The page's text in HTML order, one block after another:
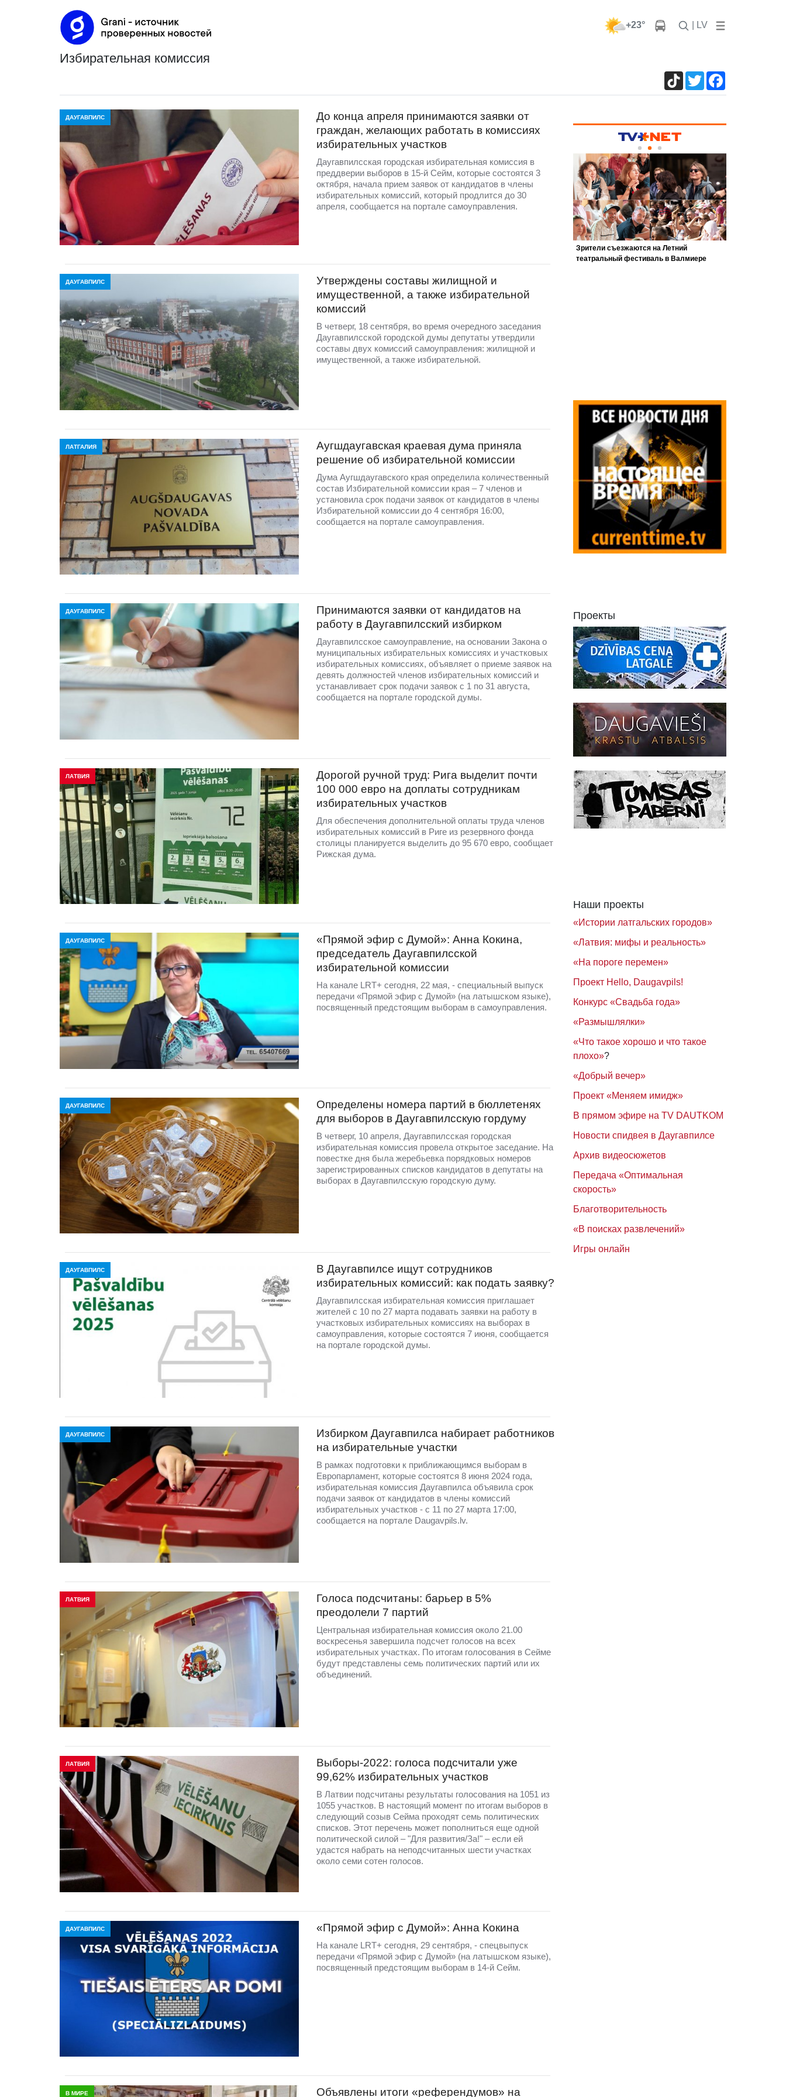
+23° | LV
избирательная комиссия
TikTokTwitter
ДАУГАВПИЛС
До конца апреля принимаются заявки от
граждан, желающих работать в комиссиях
избирательных участков
Даугавпилсская городская избирательная комиссия в
преддверии выборов в 15-й Сейм, которые состоятся 3
октября, начала прием заявок от кандидатов в члены
избирательных комиссий, который продлится до 30
апреля, сообщается на портале самоуправления.
ДАУГАВПИЛС
Утверждены составы жилищной и
имущественной, а также избирательной
комиссий
В четверг, 18 сентября, во время очередного заседания
Даугавпилсской городской думы депутаты утвердили
составы двух комиссий самоуправления: жилищной и
имущественной, а также избирательной.
ЛАТГАЛИЯ
Аугшдаугавская краевая дума приняла
решение об избирательной комиссии
Дума Аугшдаугавского края определила количественный
состав Избирательной комиссии края – 7 членов и
установила срок подачи заявок от кандидатов в члены
Избирательной комиссии до 4 сентября 16:00,
сообщается на портале самоуправления.
ДАУГАВПИЛС
Принимаются заявки от кандидатов на
работу в Даугавпилсский избирком
Даугавпилсское самоуправление, на основании Закона о
муниципальных избирательных комиссиях и участковых
избирательных комиссиях, объявляет о приеме заявок на
девять должностей членов избирательных комиссий и
устанавливает срок подачи заявок с 1 по 31 августа,
сообщается на портале городской думы.
ЛАТВИЯ
Дорогой ручной труд: Рига выделит почти
100 000 евро на доплаты сотрудникам
избирательных участков
Для обеспечения дополнительной оплаты труда членов
избирательных комиссий в Риге из резервного фонда
столицы планируется выделить до 95 670 евро, сообщает
Рижская дума.
ДАУГАВПИЛС
«Прямой эфир с Думой»: Анна Кокина,
председатель Даугавпилсской
избирательной комиссии
На канале LRT+ сегодня, 22 мая, - специальный выпуск
передачи «Прямой эфир с Думой» (на латышском языке),
посвященный предстоящим выборам в самоуправления.
ДАУГАВПИЛС
Определены номера партий в бюллетенях
для выборов в Даугавпилсскую гордуму
В четверг, 10 апреля, Даугавпилсская городская
избирательная комиссия провела открытое заседание. На
повестке дня была жеребьевка порядковых номеров
зарегистрированных списков кандидатов в депутаты на
выборах в Даугавпилсскую городскую думу.
ДАУГАВПИЛС
В Даугавпилсе ищут сотрудников
избирательных комиссий: как подать заявку?
Даугавпилсская избирательная комиссия приглашает
жителей с 10 по 27 марта подавать заявки на работу в
участковых избирательных комиссиях на выборах в
самоуправления, которые состоятся 7 июня, сообщается
на портале городской думы.
ДАУГАВПИЛС
Избирком Даугавпилса набирает работников
на избирательные участки
В рамках подготовки к приближающимся выборам в
Европарламент, которые состоятся 8 июня 2024 года,
избирательная комиссия Даугавпилса объявила срок
подачи заявок от кандидатов в члены комиссий
избирательных участков - с 11 по 27 марта 17:00,
сообщается на портале Daugavpils.lv.
ЛАТВИЯ
Голоса подсчитаны: барьер в 5%
преодолели 7 партий
Центральная избирательная комиссия около 21.00
воскресенья завершила подсчет голосов на всех
избирательных участках. По итогам голосования в Сейме
будут представлены семь политических партий или их
объединений.
ЛАТВИЯ
Выборы-2022: голоса подсчитали уже
99,62% избирательных участков
В Латвии подсчитаны результаты голосования на 1051 из
1055 участков. В настоящий момент по итогам выборов в
следующий созыв Сейма проходят семь политических
списков. Этот перечень может пополниться еще одной
политической силой – "Для развития/За!" – если ей
удастся набрать на неподсчитанных шести участках
около семи сотен голосов.
ДАУГАВПИЛС «Прямой эфир с Думой»: Анна Кокина
На канале LRT+ сегодня, 29 сентября, - спецвыпуск
передачи «Прямой эфир с Думой» (на латышском языке),
посвященный предстоящим выборам в 14-й Сейм.
В МИРЕ Объявлены итоги «референдумов» на
Проекты
Наши проекты
«Истории латгальских городов»
«Латвия: мифы и реальность»
«На пороге перемен»
Проект Hello, Daugavpils!
Конкурс «Свадьба года»
«Размышлялки»
«Что такое хорошо и что такое
плохо»?
«Добрый вечер»
Проект «Меняем имидж»
В прямом эфире на TV DAUTKOM
Новости спидвея в Даугавпилсе
Архив видеосюжетов
Передача «Оптимальная
скорость»
Благотворительность
«В поисках развлечений»
Игры онлайн